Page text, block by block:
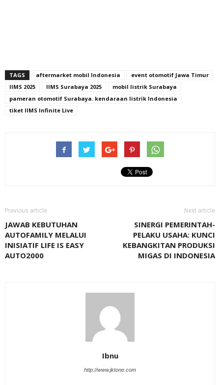
TAGS aftermarket mobil Indonesia
event otomotif Jawa Timur
IIMS 2025
IIMS Surabaya 2025
mobil listrik Surabaya
pameran otomotif Surabaya. kendaraan listrik Indonesia
tiket IIMS Infinite Live
Previous article
JAWAB KEBUTUHAN
AUTOFAMILY MELALUI
INISIATIF LIFE IS EASY
AUTO2000
Next article
SINERGI PEMERINTAH-
PELAKU USAHA: KUNCI
KEBANGKITAN PRODUKSI
MIGAS DI INDONESIA
Ibnu
http://www.jktone.com